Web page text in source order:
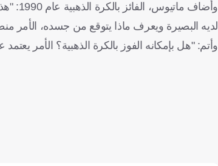
لديه البصيرة ويعرف ماذا يتوقع من جسده، الأمر
وأتم: "هل بإمكانه الفوز بالكرة الذهبية؟ الأمر